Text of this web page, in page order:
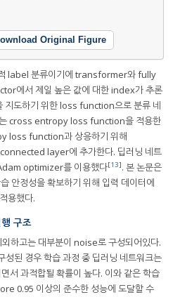
Original Figure
label 분류이기에 transformer와 fully
에서 제일 높은 값에 대한 index가 추론
지도하기 위한 loss function으로 분류 네
는 cross entropy loss function을 적용한
loss function과 상응하기 위해
layer에 추가한다. 딥러닝 네트
optimizer를 이용했다[13]. 본 논문은
안정성을 확보하기 위해 입력 데이터에
용했다.
구조
하고는 대부분이 noise로 구성되어있다.
된 경우 학습 과정 중 딥러닝 네트워크는
서 과적합될 확률이 높다. 이와 같은 학습
0.95 이상의 준수한 성능에 도달할 수